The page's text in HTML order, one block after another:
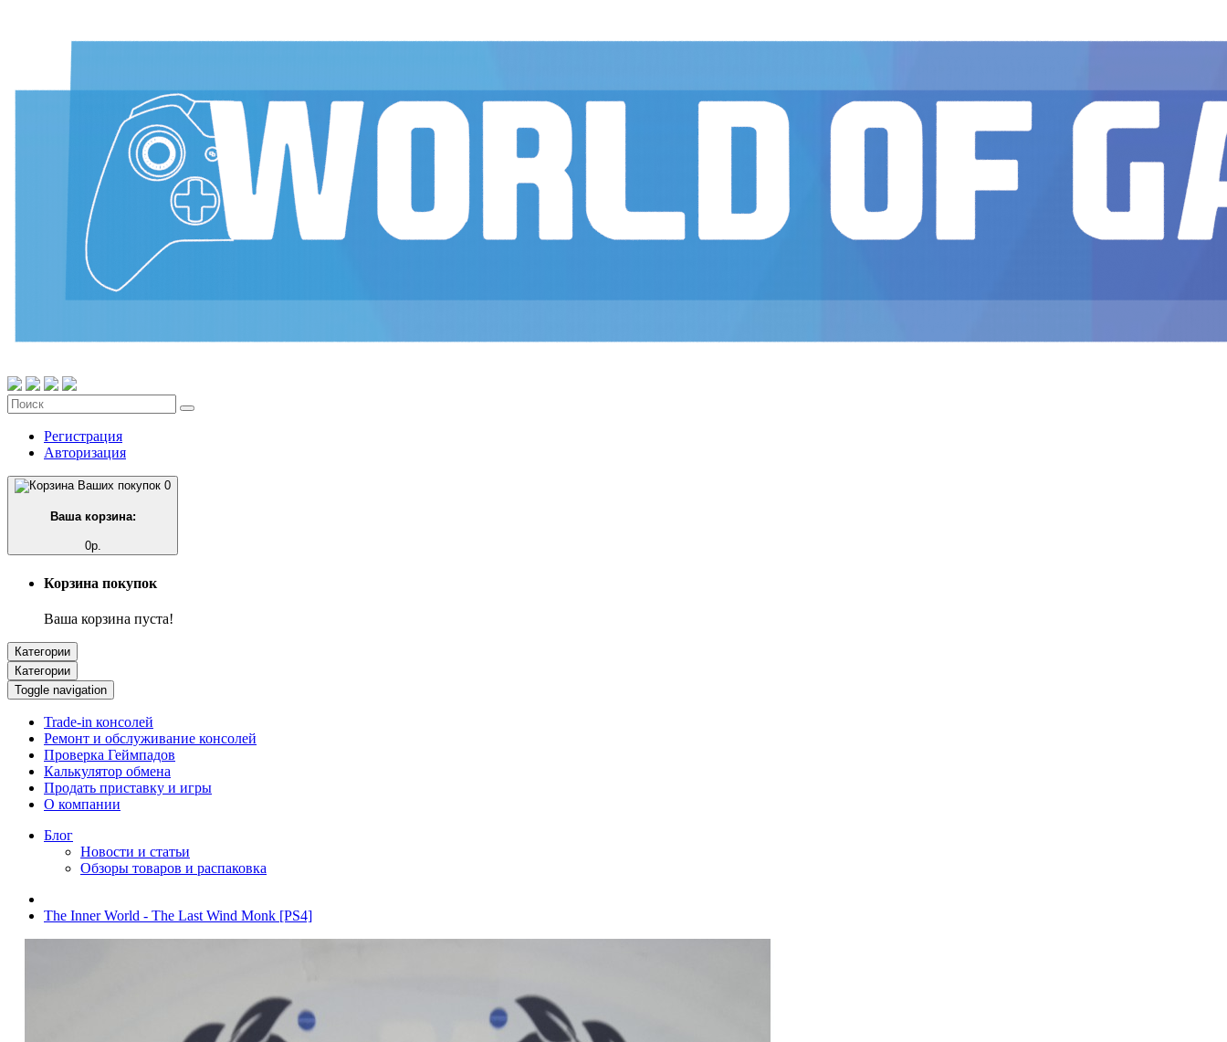
Регистрация
Авторизация
0
Ваша корзина:
0р.
Корзина покупок
Ваша корзина пуста!
Категории
Категории
Toggle navigation
Trade-in консолей
Ремонт и обслуживание консолей
Проверка Геймпадов
Калькулятор обмена
Продать приставку и игры
О компании
Блог
Новости и статьи
Обзоры товаров и распаковка
The Inner World - The Last Wind Monk [PS4]